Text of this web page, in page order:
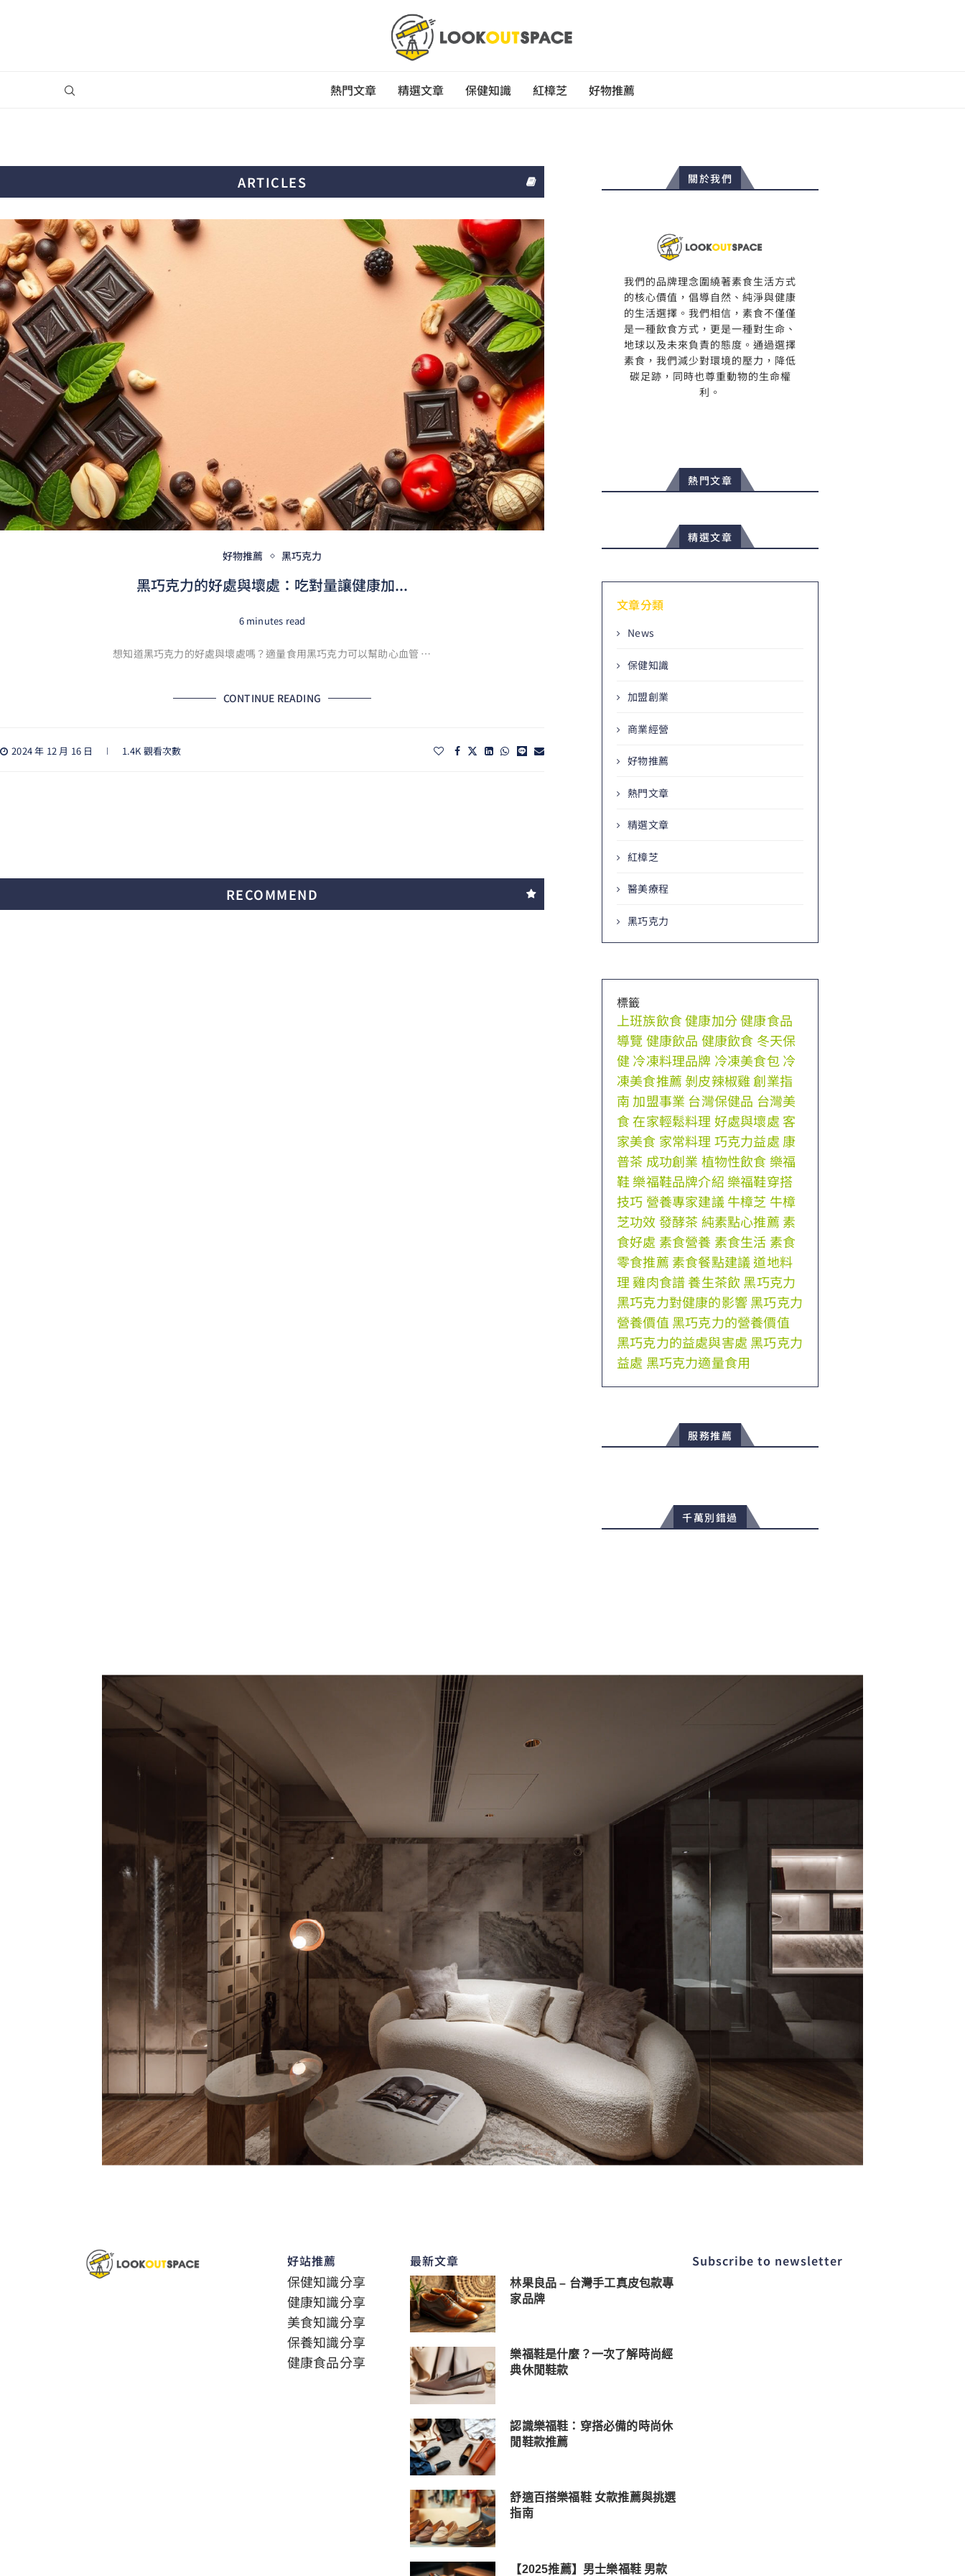
熱門文章 精選文章 保健知識 紅樟芝 好物推薦
ARTICLES
好物推薦 黑巧克力
黑巧克力的好處與壞處：吃對量讓健康加...
6 minutes read
想知道黑巧克力的好處與壞處嗎？適量食用黑巧克力可以幫助心血管 …
CONTINUE READING
2024 年 12 月 16 日 1.4K 觀看次數
RECOMMEND
關於我們
我們的品牌理念圍繞著素食生活方式
的核心價值，倡導自然、純淨與健康
的生活選擇。我們相信，素食不僅僅
是一種飲食方式，更是一種對生命、
地球以及未來負責的態度。通過選擇
素食，我們減少對環境的壓力，降低
碳足跡，同時也尊重動物的生命權
利。
熱門文章
精選文章
文章分類
News
保健知識
加盟創業
商業經營
好物推薦
熱門文章
精選文章
紅樟芝
醫美療程
黑巧克力
標籤
上班族飲食 健康加分健康食品
導覽 健康飲品 健康飲食 冬天保
健冷凍料理品牌 冷凍美食包冷
凍美食推薦 剝皮辣椒雞 創業指
南 加盟事業 台灣保健品 台灣美
食 在家輕鬆料理 好處與壞處客
家美食 家常料理 巧克力益處 康
普茶 成功創業 植物性飲食 樂福
鞋樂福鞋品牌介紹 樂福鞋穿搭
技巧 營養專家建議牛樟芝 牛樟
芝功效發酵茶 純素點心推薦 素
食好處 素食營養 素食生活 素食
零食推薦 素食餐點建議道地料
理 雞肉食譜養生茶飲 黑巧克力
黑巧克力對健康的影響黑巧克力
營養價值 黑巧克力的營養價值
黑巧克力的益處與害處 黑巧克力
益處 黑巧克力適量食用
服務推薦
千萬別錯過
好站推薦
保健知識分享
健康知識分享
美食知識分享
保養知識分享
健康食品分享
最新文章
林果良品 – 台灣手工真皮包款專
家品牌
樂福鞋是什麼？一次了解時尚經
典休閒鞋款
認識樂福鞋：穿搭必備的時尚休
閒鞋款推薦
舒適百搭樂福鞋 女款推薦與挑選
指南
【2025推薦】男士樂福鞋 男款
Subscribe to newsletter​